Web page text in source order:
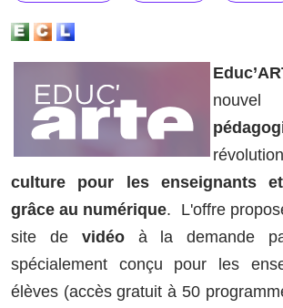
culture pour les enseignants
grâce au numérique. L'offre
site de vidéoà la demande
spécialement conçu pour les
élèves (accès gratuit à 50